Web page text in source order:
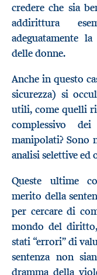
credere che sia
addirittura
adeguatamente
delle donne.
Anche in questo
sicurezza) si
utili, come quelli
complessivo
manipolati? Sono
analisi selettive ed
Queste ultime
merito della
per cercare di
mondo del
stati “errori” di
sentenza non
dramma della